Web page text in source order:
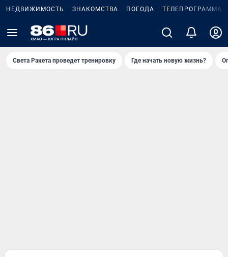
НЕДВИЖИМОСТЬ ЗНАКОМСТВА ПОГОДА ТЕЛЕПРОГРАММА
Света Ракета проведет тренировку Где начать новую жизнь?